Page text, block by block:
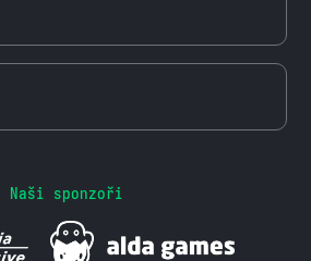
Naši sponzoři